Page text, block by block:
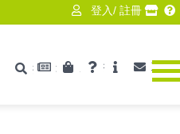
登入/ 註冊
搜尋最新消息產品資訊技術支援
ISV 聯絡